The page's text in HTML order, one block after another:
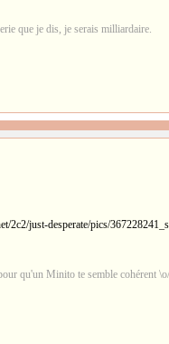
que je dis, je serais milliardaire.
qu'un Minito te semble cohérent